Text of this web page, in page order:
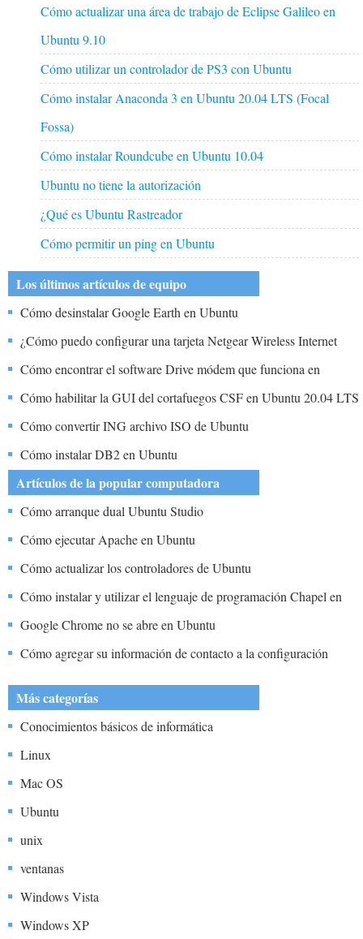
Cómo actualizar una área de trabajo de Eclipse Galileo en
Ubuntu 9.10
Cómo utilizar un controlador de PS3 con Ubuntu
Cómo instalar Anaconda 3 en Ubuntu 20.04 LTS (Focal
Fossa)
Cómo instalar Roundcube en Ubuntu 10.04
Ubuntu no tiene la autorización
¿Qué es Ubuntu Rastreador
Cómo permitir un ping en Ubuntu
Los últimos artículos de equipo
Cómo desinstalar Google Earth en Ubuntu
¿Cómo puedo configurar una tarjeta Netgear Wireless Internet
WG511T en Linux Ubuntu
Cómo encontrar el software Drive módem que funciona en
Ubuntu
Cómo habilitar la GUI del cortafuegos CSF en Ubuntu 20.04 LTS
[paso a paso]
Cómo convertir ING archivo ISO de Ubuntu
Cómo instalar DB2 en Ubuntu
Artículos de la popular computadora
Cómo arranque dual Ubuntu Studio
Cómo ejecutar Apache en Ubuntu
Cómo actualizar los controladores de Ubuntu
Cómo instalar y utilizar el lenguaje de programación Chapel en
Ubuntu 20.04 LTS
Google Chrome no se abre en Ubuntu
Cómo agregar su información de contacto a la configuración
Más categorías
Conocimientos básicos de informática
Linux
Mac OS
Ubuntu
unix
ventanas
Windows Vista
Windows XP